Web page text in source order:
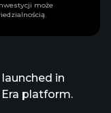
in
platform.
może